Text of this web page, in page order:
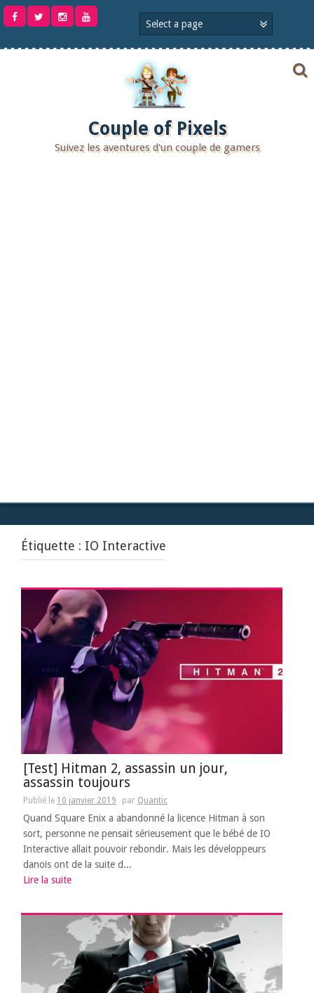
Aller
Couple of Pixels
Suivez les aventures d'un couple de gamers
Étiquette : IO Interactive
[Test] Hitman 2, assassin un jour,
assassin toujours
Publié le 10 janvier 2019 par Quantic
Quand Square Enix a abandonné la licence Hitman à son
sort, personne ne pensait sérieusement que le bébé de IO
Interactive allait pouvoir rebondir. Mais les développeurs
danois ont de la suite d...
Lire la suite